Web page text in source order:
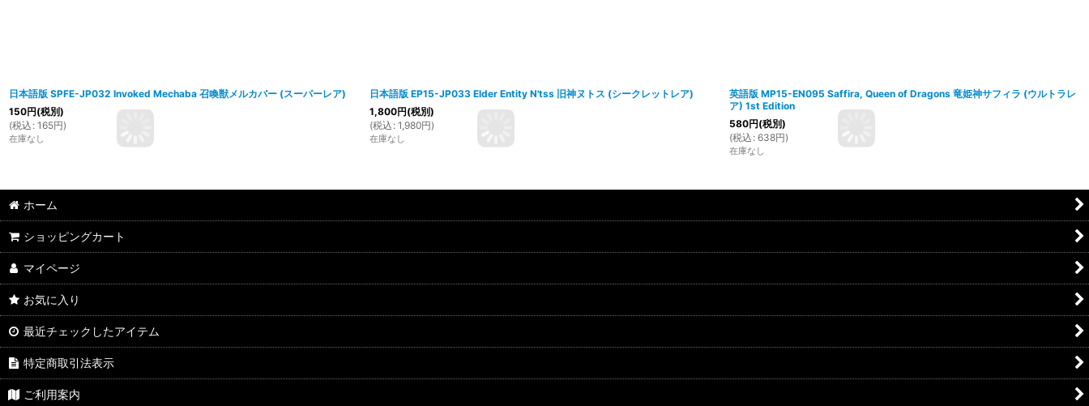
日本語版 SPFE-JP032 Invoked Mechaba 召喚獣メルカバー (スーパーレア)
150円(税別)
(税込 : 165円)
在庫なし
日本語版 EP15-JP033 Elder Entity N'tss 旧神ヌトス (シークレットレア)
1,800円(税別)
(税込 : 1,980円)
在庫なし
英語版 MP15-EN095 Saffira, Queen of Dragons 竜姫神サフィラ (ウルトラレ
ア) 1st Edition
580円(税別)
(税込 : 638円)
在庫なし
ホーム
ショッピングカート
マイページ
お気に入り
最近チェックしたアイテム
特定商取引法表示
ご利用案内